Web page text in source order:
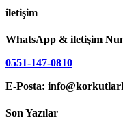
iletişim
WhatsApp & iletişim
0551-147-0810
E-Posta:
Son Yazılar